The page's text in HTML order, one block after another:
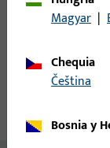
Datos
Magyar |
Chequia
čeština
Bosnia y